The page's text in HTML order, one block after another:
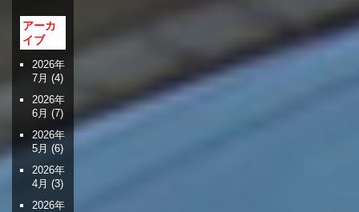
アーカ
イブ
2026年
7月 (4)
2026年
6月 (7)
2026年
5月 (6)
2026年
4月 (3)
2026年